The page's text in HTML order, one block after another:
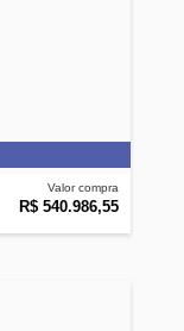
Valor compra
R$ 540.986,55